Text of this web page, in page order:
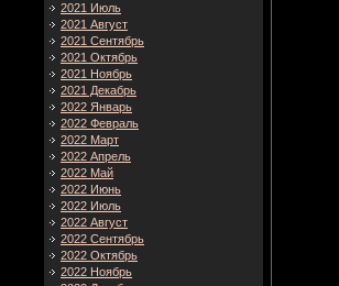
2021 Июль
2021 Август
2021 Сентябрь
2021 Октябрь
2021 Ноябрь
2021 Декабрь
2022 Январь
2022 Февраль
2022 Март
2022 Апрель
2022 Май
2022 Июнь
2022 Июль
2022 Август
2022 Сентябрь
2022 Октябрь
2022 Ноябрь